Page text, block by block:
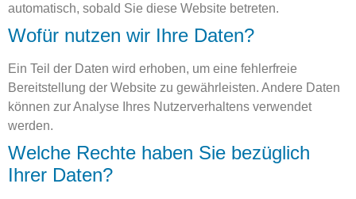
automatisch, sobald Sie diese Website betreten.
Wofür nutzen wir Ihre Daten?
Ein Teil der Daten wird erhoben, um eine fehlerfreie
Bereitstellung der Website zu gewährleisten. Andere Daten
können zur Analyse Ihres Nutzerverhaltens verwendet
werden.
Welche Rechte haben Sie bezüglich
Ihrer Daten?